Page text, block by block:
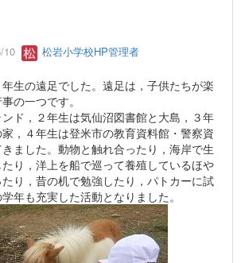
10 松岩小学校HP管理者
年生の遠足でした。遠足は，子供たちが楽
の一つです。
ンド，２年生は気仙沼図書館と大島，３年
，４年生は登米市の教育資料館・警察資
ました。動物と触れ合ったり，海岸で生
り，洋上を船で巡って養殖しているほや
り，昔の机で勉強したり，パトカーに試
年も充実した活動となりました。